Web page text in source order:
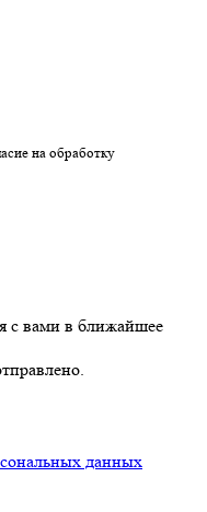
на обработку
с вами в ближайшее
данных